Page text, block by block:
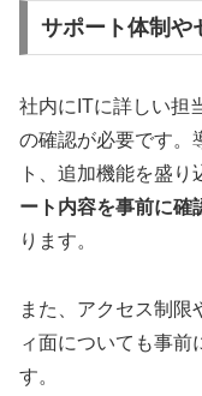
サポート体制や
社内にITに詳しい担
の確認が必要です。
ト、追加機能を盛
ート内容を事前に確
ります。
また、アクセス制限
ィ面についても事前
す。